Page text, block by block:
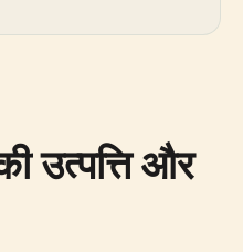
उत्पत्ति और